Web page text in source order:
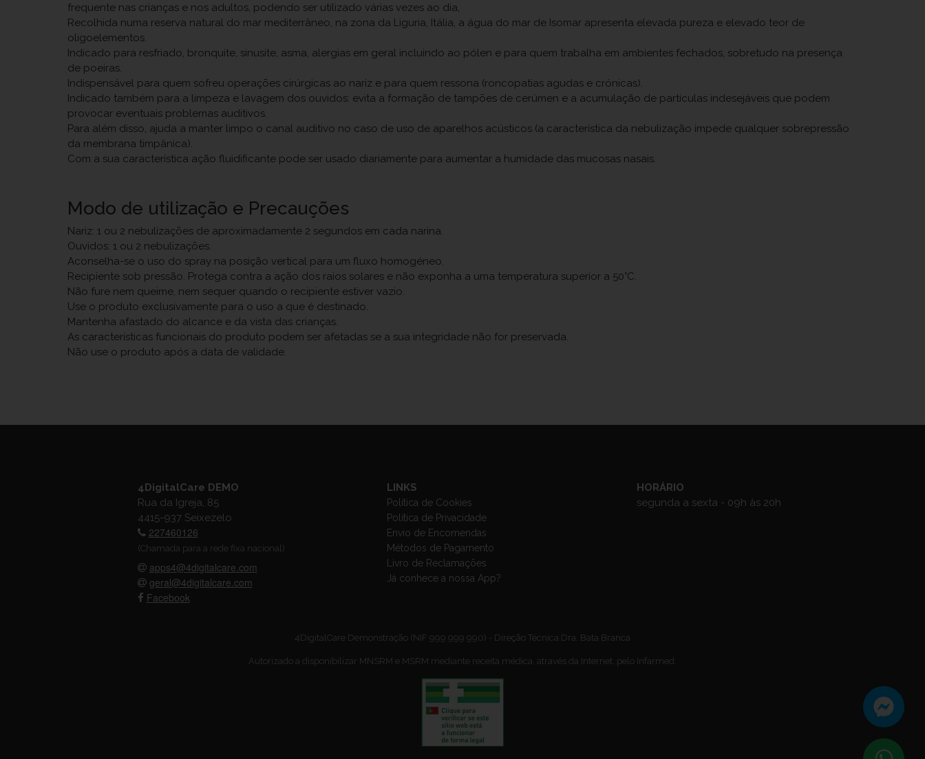
frequente nas crianças e nos adultos, podendo ser utilizado várias vezes ao dia,
Recolhida numa reserva natural do mar mediterrâneo, na zona da Liguria, Itália, a água do mar de Isomar apresenta elevada pureza e elevado teor de
oligoelementos.
Indicado para resfriado, bronquite, sinusite, asma, alergias em geral incluindo ao pólen e para quem trabalha em ambientes fechados, sobretudo na presença
de poeiras.
Indispensável para quem sofreu operações cirúrgicas ao nariz e para quem ressona (roncopatias agudas e crónicas).
Indicado também para a limpeza e lavagem dos ouvidos: evita a formação de tampões de cerúmen e a acumulação de partículas indesejáveis que podem
provocar eventuais problemas auditivos.
Para além disso, ajuda a manter limpo o canal auditivo no caso de uso de aparelhos acústicos (a característica da nebulização impede qualquer sobrepressão
da membrana timpânica).
Com a sua característica ação fluidificante pode ser usado diariamente para aumentar a humidade das mucosas nasais.
Modo de utilização e Precauções
Nariz: 1 ou 2 nebulizações de aproximadamente 2 segundos em cada narina.
Ouvidos: 1 ou 2 nebulizações.
Aconselha-se o uso do spray na posição vertical para um fluxo homogéneo.
Recipiente sob pressão. Protega contra a ação dos raios solares e não exponha a uma temperatura superior a 50°C.
Não fure nem queime, nem sequer quando o recipiente estiver vazio.
Use o produto exclusivamente para o uso a que é destinado.
Mantenha afastado do alcance e da vista das crianças.
As características funcionais do produto podem ser afetadas se a sua integridade não for preservada.
Não use o produto após a data de validade.
4DigitalCare DEMO
Rua da Igreja, 85
4415-937 Seixezelo
227460126
(Chamada para a rede fixa nacional)
apps4@4digitalcare.com
geral@4digitalcare.com
Facebook
LINKS
Política de Cookies
Política de Privacidade
Envio de Encomendas
Métodos de Pagamento
Livro de Reclamações
Já conhece a nossa App?
HORÁRIO
segunda a sexta - 09h às 20h
4DigitalCare Demonstração (NIF 999 999 990) - Direção Técnica Dra. Bata Branca
Autorizado a disponibilizar MNSRM e MSRM mediante receita médica, através da Internet, pelo Infarmed.